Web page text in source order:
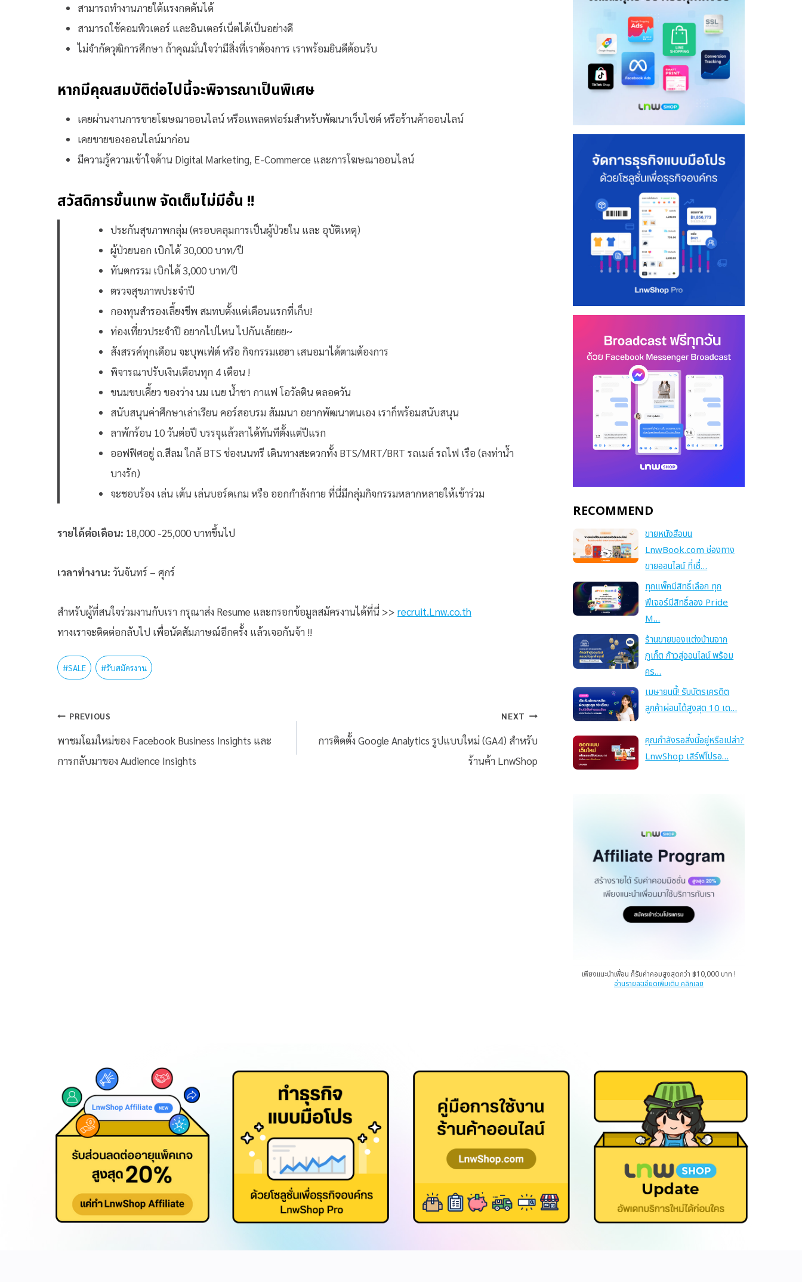
สามารถทำงานภายใต้แรงกดดันได้
สามารถใช้คอมพิวเตอร์ และอินเตอร์เน็ตได้เป็นอย่างดี
ไม่จำกัดวุฒิการศึกษา ถ้าคุณมั่นใจว่ามีสิ่งที่เราต้องการ เราพร้อมยินดีต้อนรับ
หากมีคุณสมบัติต่อไปนี้จะพิจารณาเป็นพิเศษ
เคยผ่านงานการขายโฆษณาออนไลน์ หรือแพลตฟอร์มสำหรับพัฒนาเว็บไซต์ หรือร้านค้าออนไลน์
เคยขายของออนไลน์มาก่อน
มีความรู้ความเข้าใจด้าน Digital Marketing, E-Commerce และการโฆษณาออนไลน์
สวัสดิการขั้นเทพ จัดเต็มไม่มีอั้น !!
ประกันสุขภาพกลุ่ม (ครอบคลุมการเป็นผู้ป่วยใน และ อุบัติเหตุ)
ผู้ป่วยนอก เบิกได้ 30,000 บาท/ปี
ทันตกรรม เบิกได้ 3,000 บาท/ปี
ตรวจสุขภาพประจำปี
กองทุนสำรองเลี้ยงชีพ สมทบตั้งแต่เดือนแรกที่เก็บ!
ท่องเที่ยวประจำปี อยากไปไหน ไปกันเล้ยยย~
สังสรรค์ทุกเดือน จะบุพเฟ่ต์ หรือ กิจกรรมเฮฮา เสนอมาได้ตามต้องการ
พิจารณาปรับเงินเดือนทุก 4 เดือน !
ขนมขบเคี้ยว ของว่าง นม เนย น้ำชา กาแฟ โอวัลติน ตลอดวัน
สนับสนุนค่าศึกษาเล่าเรียน คอร์สอบรม สัมมนา อยากพัฒนาตนเอง เราก็พร้อมสนับสนุน
ลาพักร้อน 10 วันต่อปี บรรจุแล้วลาได้ทันทีตั้งแต่ปีแรก
ออฟฟิศอยู่ ถ.สีลม ใกล้ BTS ช่องนนทรี เดินทางสะดวกทั้ง BTS/MRT/BRT รถเมล์ รถไฟ เรือ (ลงท่าน้ำ
บางรัก)
จะชอบร้อง เล่น เต้น เล่นบอร์ดเกม หรือ ออกกำลังกาย ที่นี่มีกลุ่มกิจกรรมหลากหลายให้เข้าร่วม
รายได้ต่อเดือน: 18,000 -25,000 บาทขึ้นไป
เวลาทำงาน: วันจันทร์ – ศุกร์
สำหรับผู้ที่สนใจร่วมงานกับเรา กรุณาส่ง Resume และกรอกข้อมูลสมัครงานได้ที่นี่ >> recruit.Lnw.co.th
ทางเราจะติดต่อกลับไป เพื่อนัดสัมภาษณ์อีกครั้ง แล้วเจอกันจ้า !!
#SALE #รับสมัครงาน
PREVIOUS
พาชมโฉมใหม่ของ Facebook Business Insights และ
การกลับมาของ Audience Insights
NEXT
การติดตั้ง Google Analytics รูปแบบใหม่ (GA4) สำหรับ
ร้านค้า LnwShop
RECOMMEND
ขายหนังสือบน
LnwBook.com ช่องทาง
ขายออนไลน์ ที่เชื่…
ทุกแพ็คมีสิทธิ์เลือก ทุก
ฟีเจอร์มีสิทธิ์ลอง Pride
M…
ร้านขายของแต่งบ้านจาก
ภูเก็ต ก้าวสู่ออนไลน์ พร้อม
คร…
เมษายนนี้! รับบัตรเครดิต
ลูกค้าผ่อนได้สูงสุด 10 เด…
คุณกำลังรอสิ่งนี้อยู่หรือเปล่า?
LnwShop เสิร์ฟโปรอ…
เพียงแนะนำเพื่อน ก็รับค่าคอมสูงสุดกว่า ฿10,000 บาท !
อ่านรายละเอียดเพิ่มเติม คลิกเลย